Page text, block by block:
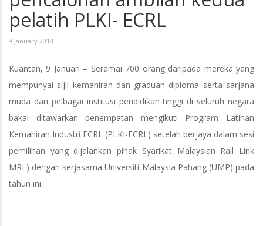
pelatih PLKI- ECRL
9 January 2018
Kuantan, 9 Januari – Seramai 700 orang daripada mereka yang
mempunyai sijil kemahiran dan graduan diploma serta sarjana
muda dari pelbagai institusi pendidikan tinggi di seluruh negara
bakal ditawarkan penempatan mengikuti Program Latihan
Kemahiran Industri ECRL (PLKI-ECRL) setelah berjaya dalam sesi
pemilihan yang dijalankan pihak Syarikat Malaysian Rail Link
MRL) dengan kerjasama Universiti Malaysia Pahang (UMP) pada
tahun ini.